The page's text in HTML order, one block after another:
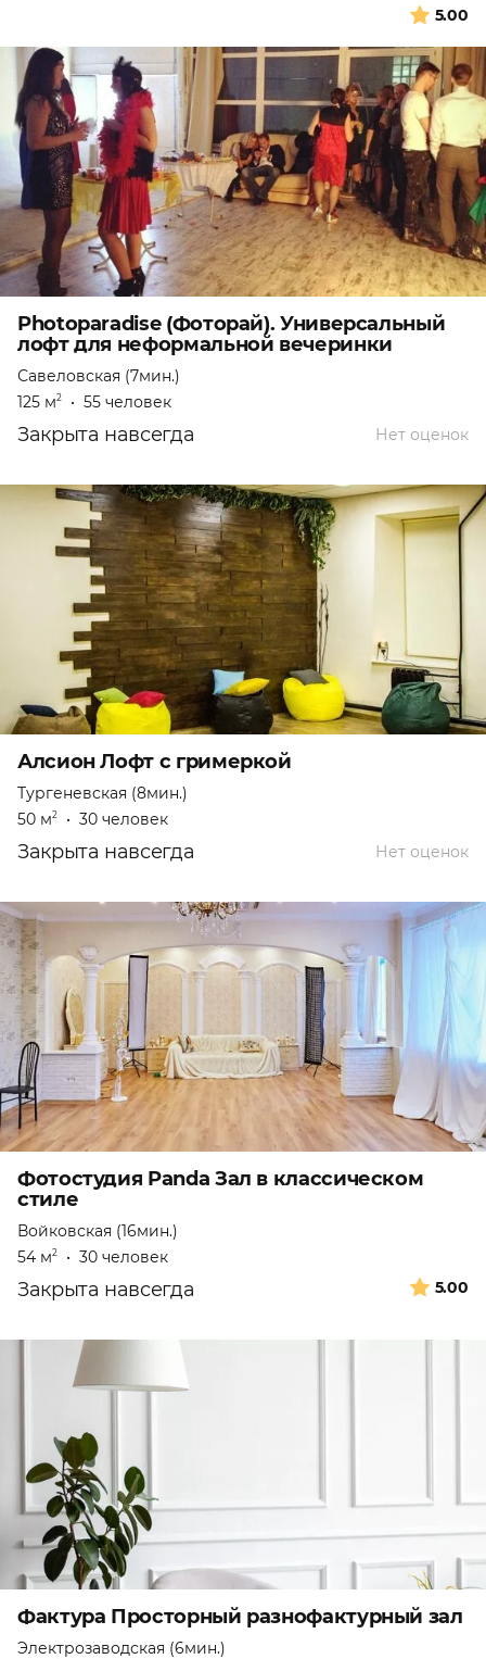
5.00
Photoparadise (Фоторай). Универсальный
лофт для неформальной вечеринки
Савеловская (7мин.)
125 м2 • 55 человек
Нет оценок
Закрыта навсегда
Алсион Лофт с гримеркой
Тургеневская (8мин.)
50 м2 • 30 человек
Нет оценок
Закрыта навсегда
Фотостудия Panda Зал в классическом
стиле
Войковская (16мин.)
54 м2 • 30 человек
5.00
Закрыта навсегда
Фактура Просторный разнофактурный зал
Электрозаводская (6мин.)